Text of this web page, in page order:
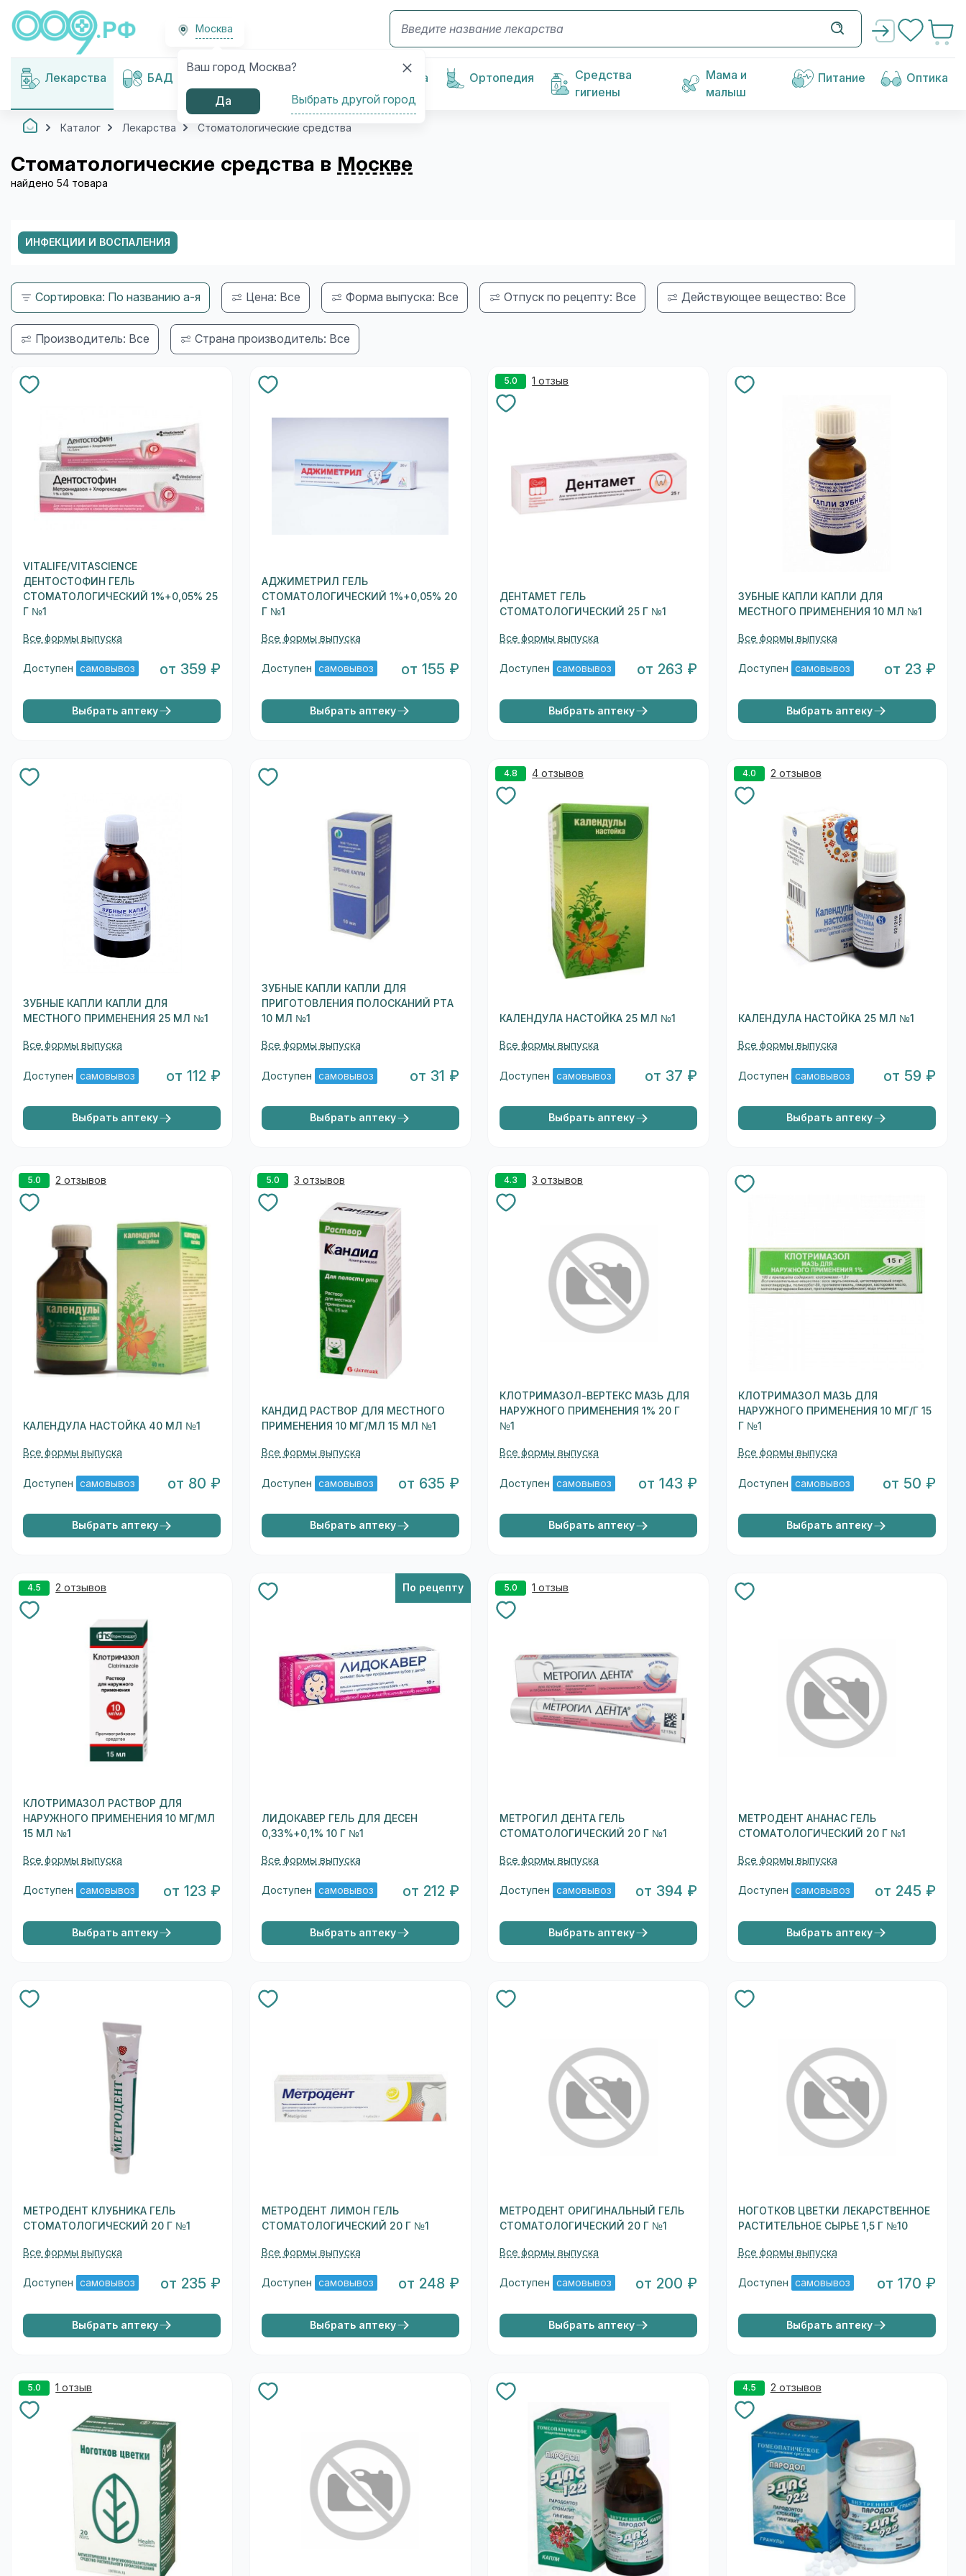
Москва
Ваш город Москва?
Да Выбрать другой город
Лекарства БАД
Медицинские
изделия
Косметика Ортопедия
Средства
гигиены
Мама и
малыш
Питание Оптика
Каталог Лекарства Стоматологические средства
Стоматологические средства в Москве
найдено 54 товара
ИНФЕКЦИИ И ВОСПАЛЕНИЯ
Сортировка: По названию а-я Цена: Все Форма выпуска: Все Отпуск по рецепту: Все Действующее вещество: Все
Производитель: Все Страна производитель: Все
VITALIFE/VITASCIENCE
ДЕНТОСТОФИН ГЕЛЬ
СТОМАТОЛОГИЧЕСКИЙ 1%+0,05% 25
Г №1
Все формы выпуска
Доступен самовывоз от 359 ₽
Выбрать аптеку
АДЖИМЕТРИЛ ГЕЛЬ
СТОМАТОЛОГИЧЕСКИЙ 1%+0,05% 20
Г №1
Все формы выпуска
Доступен самовывоз от 155 ₽
Выбрать аптеку
5.0 1 отзыв
ДЕНТАМЕТ ГЕЛЬ
СТОМАТОЛОГИЧЕСКИЙ 25 Г №1
Все формы выпуска
Доступен самовывоз от 263 ₽
Выбрать аптеку
ЗУБНЫЕ КАПЛИ КАПЛИ ДЛЯ
МЕСТНОГО ПРИМЕНЕНИЯ 10 МЛ №1
Все формы выпуска
Доступен самовывоз от 23 ₽
Выбрать аптеку
ЗУБНЫЕ КАПЛИ КАПЛИ ДЛЯ
МЕСТНОГО ПРИМЕНЕНИЯ 25 МЛ №1
Все формы выпуска
Доступен самовывоз от 112 ₽
Выбрать аптеку
ЗУБНЫЕ КАПЛИ КАПЛИ ДЛЯ
ПРИГОТОВЛЕНИЯ ПОЛОСКАНИЙ РТА
10 МЛ №1
Все формы выпуска
Доступен самовывоз от 31 ₽
Выбрать аптеку
4.8 4 отзывов
КАЛЕНДУЛА НАСТОЙКА 25 МЛ №1
Все формы выпуска
Доступен самовывоз от 37 ₽
Выбрать аптеку
4.0 2 отзывов
КАЛЕНДУЛА НАСТОЙКА 25 МЛ №1
Все формы выпуска
Доступен самовывоз от 59 ₽
Выбрать аптеку
5.0 2 отзывов
КАЛЕНДУЛА НАСТОЙКА 40 МЛ №1
Все формы выпуска
Доступен самовывоз от 80 ₽
Выбрать аптеку
5.0 3 отзывов
КАНДИД РАСТВОР ДЛЯ МЕСТНОГО
ПРИМЕНЕНИЯ 10 МГ/МЛ 15 МЛ №1
Все формы выпуска
Доступен самовывоз от 635 ₽
Выбрать аптеку
4.3 3 отзывов
КЛОТРИМАЗОЛ-ВЕРТЕКС МАЗЬ ДЛЯ
НАРУЖНОГО ПРИМЕНЕНИЯ 1% 20 Г
№1
Все формы выпуска
Доступен самовывоз от 143 ₽
Выбрать аптеку
КЛОТРИМАЗОЛ МАЗЬ ДЛЯ
НАРУЖНОГО ПРИМЕНЕНИЯ 10 МГ/Г 15
Г №1
Все формы выпуска
Доступен самовывоз от 50 ₽
Выбрать аптеку
4.5 2 отзывов
КЛОТРИМАЗОЛ РАСТВОР ДЛЯ
НАРУЖНОГО ПРИМЕНЕНИЯ 10 МГ/МЛ
15 МЛ №1
Все формы выпуска
Доступен самовывоз от 123 ₽
Выбрать аптеку
По рецепту
ЛИДОКАВЕР ГЕЛЬ ДЛЯ ДЕСЕН
0,33%+0,1% 10 Г №1
Все формы выпуска
Доступен самовывоз от 212 ₽
Выбрать аптеку
5.0 1 отзыв
МЕТРОГИЛ ДЕНТА ГЕЛЬ
СТОМАТОЛОГИЧЕСКИЙ 20 Г №1
Все формы выпуска
Доступен самовывоз от 394 ₽
Выбрать аптеку
МЕТРОДЕНТ АНАНАС ГЕЛЬ
СТОМАТОЛОГИЧЕСКИЙ 20 Г №1
Все формы выпуска
Доступен самовывоз от 245 ₽
Выбрать аптеку
МЕТРОДЕНТ КЛУБНИКА ГЕЛЬ
СТОМАТОЛОГИЧЕСКИЙ 20 Г №1
Все формы выпуска
Доступен самовывоз от 235 ₽
Выбрать аптеку
МЕТРОДЕНТ ЛИМОН ГЕЛЬ
СТОМАТОЛОГИЧЕСКИЙ 20 Г №1
Все формы выпуска
Доступен самовывоз от 248 ₽
Выбрать аптеку
МЕТРОДЕНТ ОРИГИНАЛЬНЫЙ ГЕЛЬ
СТОМАТОЛОГИЧЕСКИЙ 20 Г №1
Все формы выпуска
Доступен самовывоз от 200 ₽
Выбрать аптеку
НОГОТКОВ ЦВЕТКИ ЛЕКАРСТВЕННОЕ
РАСТИТЕЛЬНОЕ СЫРЬЕ 1,5 Г №10
Все формы выпуска
Доступен самовывоз от 170 ₽
Выбрать аптеку
5.0 1 отзыв 4.5 2 отзывов